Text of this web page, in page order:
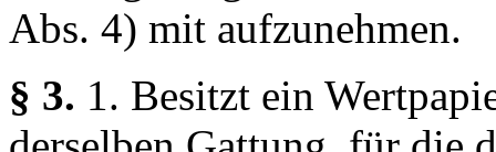
Abs. 4) mit aufzunehmen.
§ 3. 1. Besitzt ein